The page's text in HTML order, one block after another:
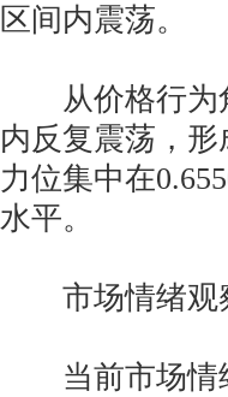
区间内震荡。
从价格行为角
内反复震荡，
力位集中在
水平。
市场情绪观
当前市场情绪